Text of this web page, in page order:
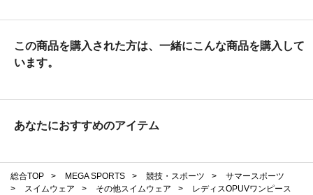
この商品を購入された方は、一緒にこんな商品を購入して
います。
あなたにおすすめのアイテム
総合TOP > MEGA SPORTS > 競技・スポーツ >
サマースポーツ
>
スイムウェア > その他スイムウェア >
レディスOPUVワンピース